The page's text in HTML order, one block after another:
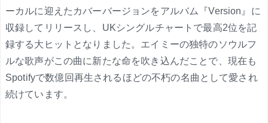
ーカルに迎えたカバーバージョンをアルバム『Version』に
収録してリリースし、UKシングルチャートで最高2位を記
録する大ヒットとなりました。エイミーの独特のソウルフ
ルな歌声がこの曲に新たな命を吹き込んだことで、現在も
Spotifyで数億回再生されるほどの不朽の名曲として愛され
続けています。